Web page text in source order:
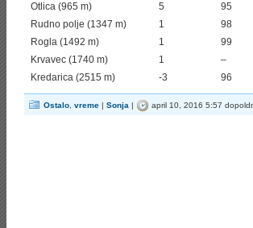
Otlica (965 m)
5 95
Rudno polje (1347 m)
1 98
Rogla (1492 m)
1 99
Krvavec (1740 m)
1 –
Kredarica (2515 m)
-3 96
Ostalo vreme | Sonja | april 10, 2016 5:57